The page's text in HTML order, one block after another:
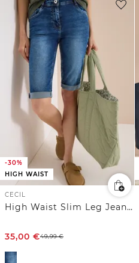
-30%
HIGH WAIST
CECIL
High Waist Slim Leg Jeansshorts im Slim Fit
35,00 €49,99€